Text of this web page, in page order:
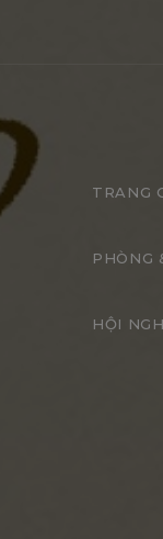
TRANG
PHÒNG
HỘI